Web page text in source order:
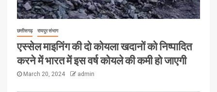
छत्तीसगढ़ रायपुर संभाग
एस्सेल माइनिंग की दो कोयला खदानों को निष्पादित
करने में भारत में इस वर्ष कोयले की कमी हो जाएगी
March 20, 2024 admin